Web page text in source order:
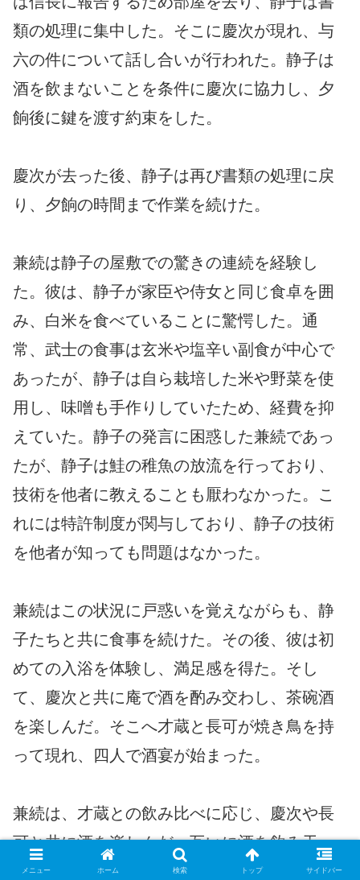
類の処理に集中した。そこに慶次が現れ、与
六の件について話し合いが行われた。静子は
酒を飲まないことを条件に慶次に協力し、夕
餉後に鍵を渡す約束をした。
慶次が去った後、静子は再び書類の処理に戻
り、夕餉の時間まで作業を続けた。
兼続は静子の屋敷での驚きの連続を経験し
た。彼は、静子が家臣や侍女と同じ食卓を囲
み、白米を食べていることに驚愕した。通
常、武士の食事は玄米や塩辛い副食が中心で
あったが、静子は自ら栽培した米や野菜を使
用し、味噌も手作りしていたため、経費を抑
えていた。静子の発言に困惑した兼続であっ
たが、静子は鮭の稚魚の放流を行っており、
技術を他者に教えることも厭わなかった。こ
れには特許制度が関与しており、静子の技術
を他者が知っても問題はなかった。
兼続はこの状況に戸惑いを覚えながらも、静
子たちと共に食事を続けた。その後、彼は初
めての入浴を体験し、満足感を得た。そし
て、慶次と共に庵で酒を酌み交わし、茶碗酒
を楽しんだ。そこへ才蔵と長可が焼き鳥を持
って現れ、四人で酒宴が始まった。
兼続は、才蔵との飲み比べに応じ、慶次や長
可と共に酒を楽しんだ。互いに酒を飲み干
し、翌日には四人とも二日酔いに近い状態に
メニュー ホーム 検索 トップ サイドバー